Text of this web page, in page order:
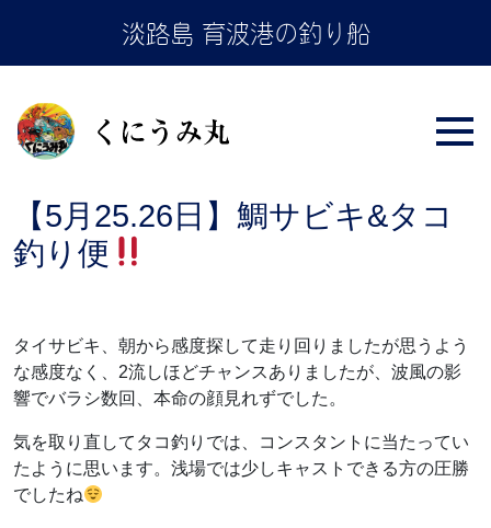
the
淡路島 育波港の釣り船
【5月25.26日】鯛サビキ&タコ
釣り便
タイサビキ、朝から感度探して走り回りましたが思うよう
な感度なく、2流しほどチャンスありましたが、波風の影
響でバラシ数回、本命の顔見れずでした 。
気を取り直してタコ釣りでは、コンスタントに当たってい
たように思います。浅場では少しキャストできる方の圧勝
でしたね